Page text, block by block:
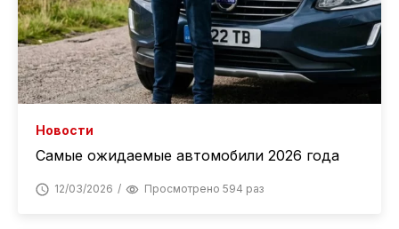
Новости
Самые ожидаемые автомобили 2026 года
12/03/2026 Просмотрено 594 раз